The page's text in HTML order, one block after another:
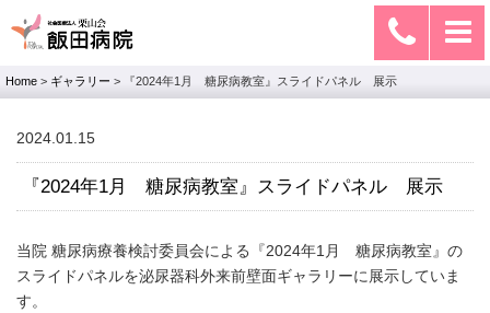
Home > ギャラリー > 『2024年1月 糖尿病教室』スライドパネル 展示
2024.01.15
『2024年1月 糖尿病教室』スライドパネル 展示
当院 糖尿病療養検討委員会による『2024年1月 糖尿病教室』の
スライドパネルを泌尿器科外来前壁面ギャラリーに展示していま
す。